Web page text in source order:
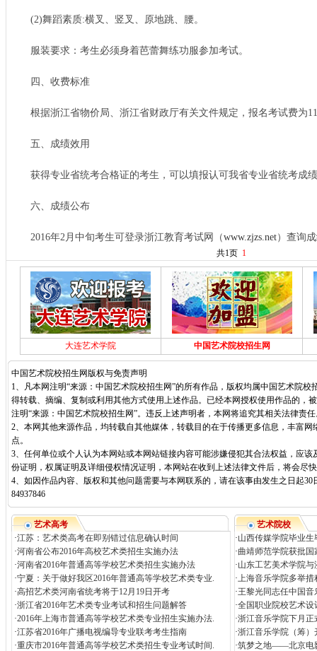
(2)舞蹈素质:横叉、竖叉、原地跳、腰。
服装要求：考生必须身着芭蕾舞练功服参加考试。
四、收费标准
根据浙江省物价局、浙江省财政厅有关文件规定，报名考试费为
五、成绩效用
获得专业省统考合格证的考生，可以填报认可我省专业省统考成
六、成绩公布
2016年2月中旬考生可登录浙江教育考试网（www.zjzs.net）查询
共1页 1
大连艺术学院 中国艺术院校招生网
中国艺术院校招生网版权与免责声明
1、凡本网注明“来源：中国艺术院校招生网”的所有作品，版权均属中国艺术院校
得转载、摘编、复制或利用其他方式使用上述作品。已经本网授权使用作品的，
注明“来源：中国艺术院校招生网”。违反上述声明者，本网将追究其相关法律责
2、本网其他来源作品，均转载自其他媒体，转载目的在于传播更多信息，丰富
点。
3、任何单位或个人认为本网站或本网站链接内容可能涉嫌侵犯其合法权益，应
份证明，权属证明及详细侵权情况证明，本网站在收到上述法律文件后，将会尽
4、如因作品内容、版权和其他问题需要与本网联系的，请在该事由发生之日起30
84937846
艺术高考
·江苏：艺术类高考在即别错过信息确认时间
·河南省公布2016年高校艺术类招生实施办法
·河南省2016年普通高等学校艺术类招生实施办法
·宁夏：关于做好我区2016年普通高等学校艺术类专业.
·高招艺术类河南省统考将于12月19日开考
·浙江省2016年艺术类专业考试和招生问题解答
·2016年上海市普通高等学校艺术类专业招生实施办法.
·江苏省2016年广播电视编导专业联考考生指南
·重庆市2016年普通高等学校艺术类招生专业考试时间.
艺术院校
·山西传媒学院毕业
·曲靖师范学院获批国
·山东工艺美术学院
·上海音乐学院多举
·王黎光同志任中国音
·全国职业院校艺术
·浙江音乐学院下月
·浙江音乐学院（筹）
·筑梦之地——北京电